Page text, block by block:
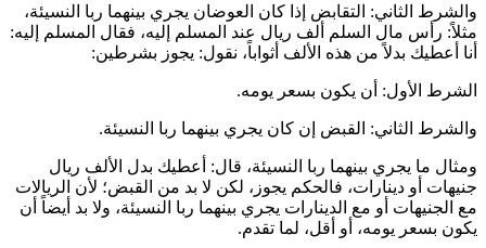
والشرط الثاني: التقابض إذا كان العوضان يجري بينهما ربا النسيئة،
مثلاً: رأس مال السلم ألف ريال عند المسلم إليه، فقال المسلم إليه:
أنا أعطيك بدلاً من هذه الألف أثواباً، نقول: يجوز بشرطين:
الشرط الأول: أن يكون بسعر يومه.
والشرط الثاني: القبض إن كان يجري بينهما ربا النسيئة.
ومثال ما يجري بينهما ربا النسيئة، قال: أعطيك بدل الألف ريال
جنيهات أو دينارات، فالحكم يجوز، لكن لا بد من القبض؛ لأن الريالات
مع الجنيهات أو مع الدينارات يجري بينهما ربا النسيئة، ولا بد أيضاً أن
يكون بسعر يومه، أو أقل، لما تقدم.